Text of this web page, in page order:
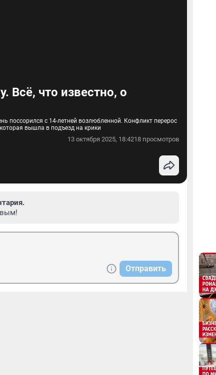
Всё, что известно, о
поссорился с 14-летней возлюбленной. Конфликт перерос
вышла в подъезд на крики
13 октября 2025, 18:4218 просмотров
Отправить